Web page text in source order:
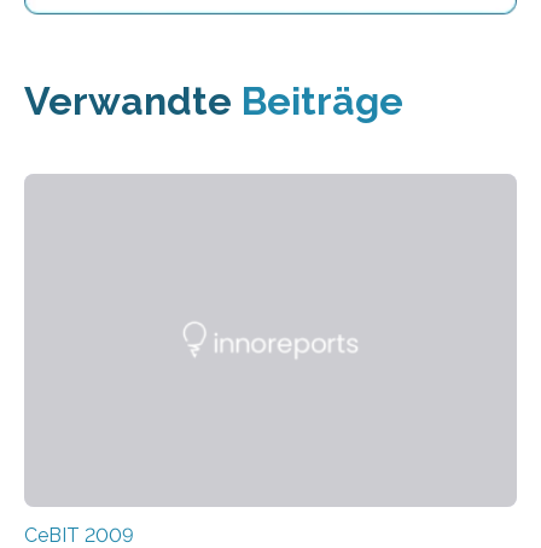
Verwandte Beiträge
CeBIT 2009